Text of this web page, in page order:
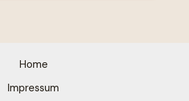
Home
Impressum